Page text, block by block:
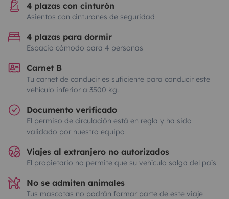
4 plazas con cinturón
Asientos con cinturones de seguridad
4 plazas para dormir
Espacio cómodo para 4 personas
Carnet B
Tu carnet de conducir es suficiente para conducir este
vehículo inferior a 3500 kg.
Documento verificado
El permiso de circulación está en regla y ha sido
validado por nuestro equipo
Viajes al extranjero no autorizados
El propietario no permite que su vehículo salga del país
No se admiten animales
Tus mascotas no podrán formar parte de este viaje